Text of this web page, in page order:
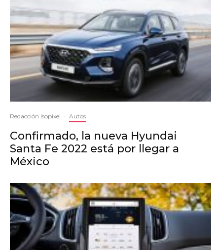
Redacción Isopixel · Autos
Confirmado, la nueva Hyundai
Santa Fe 2022 está por llegar a
México